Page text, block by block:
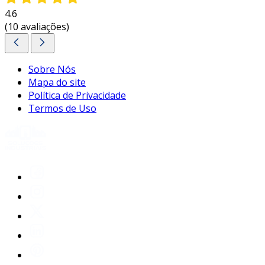
4.6
(10 avaliações)
Sobre Nós
Mapa do site
Política de Privacidade
Termos de Uso